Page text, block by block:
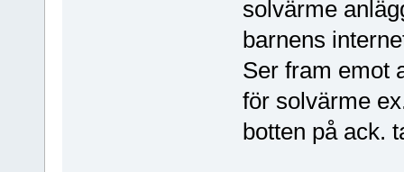
solvärme
barnens
Ser fram emot
för solvärme
botten på ack.